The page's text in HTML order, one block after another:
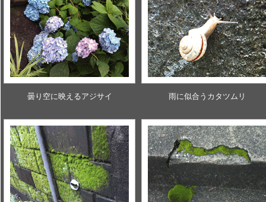
曇り空に映えるアジサイ 雨に似合うカタツムリ